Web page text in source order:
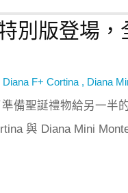
別版登場，
Diana F+ Cortina , Diana
備聖誕禮物給另一半
與 Diana Mini